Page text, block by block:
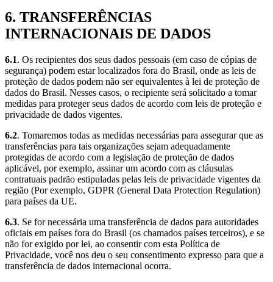
6. TRANSFERÊNCIAS
INTERNACIONAIS DE DADOS
6.1. Os recipientes dos seus dados pessoais (em caso de cópias de
segurança) podem estar localizados fora do Brasil, onde as leis de
proteção de dados podem não ser equivalentes à lei de proteção de
dados do Brasil. Nesses casos, o recipiente será solicitado a tomar
medidas para proteger seus dados de acordo com leis de proteção e
privacidade de dados vigentes.
6.2. Tomaremos todas as medidas necessárias para assegurar que as
transferências para tais organizações sejam adequadamente
protegidas de acordo com a legislação de proteção de dados
aplicável, por exemplo, assinar um acordo com as cláusulas
contratuais padrão estipuladas pelas leis de privacidade vigentes da
região (Por exemplo, GDPR (General Data Protection Regulation)
para países da UE.
6.3. Se for necessária uma transferência de dados para autoridades
oficiais em países fora do Brasil (os chamados países terceiros), e se
não for exigido por lei, ao consentir com esta Política de
Privacidade, você nos deu o seu consentimento expresso para que a
transferência de dados internacional ocorra.